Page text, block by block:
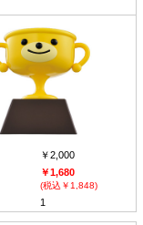
￥2,000
￥1,680
(税込￥1,848)
1